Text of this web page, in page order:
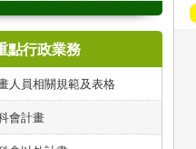
點行政業務
人員相關規範及表格
會計畫